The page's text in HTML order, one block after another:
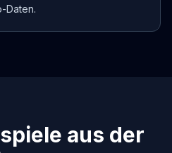
Daten.
aus der